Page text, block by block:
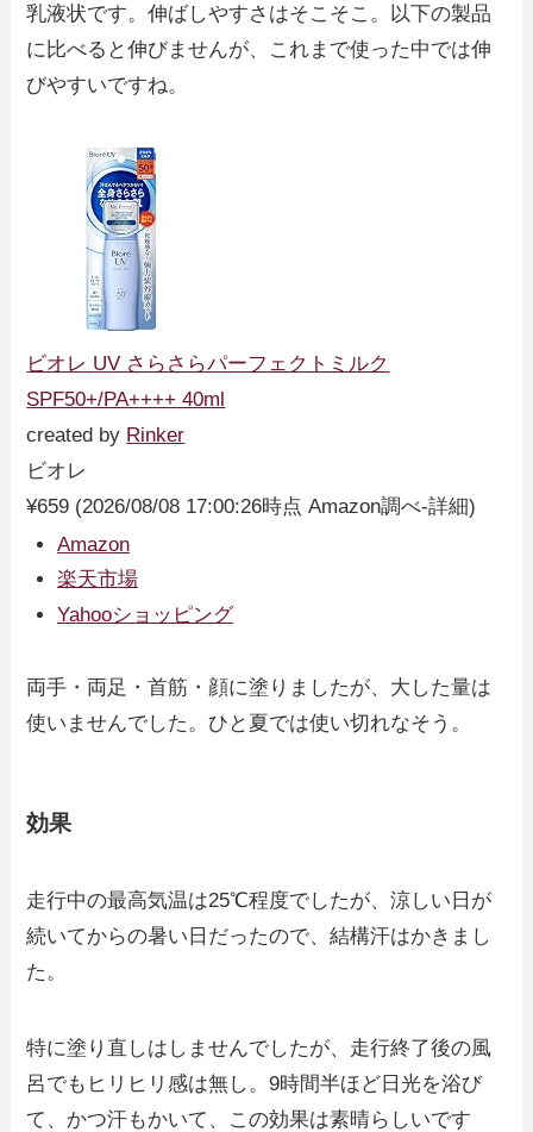
乳液状です。伸ばしやすさはそこそこ。以下の製品
に比べると伸びませんが、これまで使った中では伸
びやすいですね。
ビオレ UV さらさらパーフェクトミルク
SPF50+/PA++++ 40ml
created by Rinker
ビオレ
¥659 (2026/08/08 17:00:26時点 Amazon調べ-詳細)
Amazon
楽天市場
Yahooショッピング
両手・両足・首筋・顔に塗りましたが、大した量は
使いませんでした。ひと夏では使い切れなそう。
効果
走行中の最高気温は25℃程度でしたが、涼しい日が
続いてからの暑い日だったので、結構汗はかきまし
た。
特に塗り直しはしませんでしたが、走行終了後の風
呂でもヒリヒリ感は無し。9時間半ほど日光を浴び
て、かつ汗もかいて、この効果は素晴らしいです